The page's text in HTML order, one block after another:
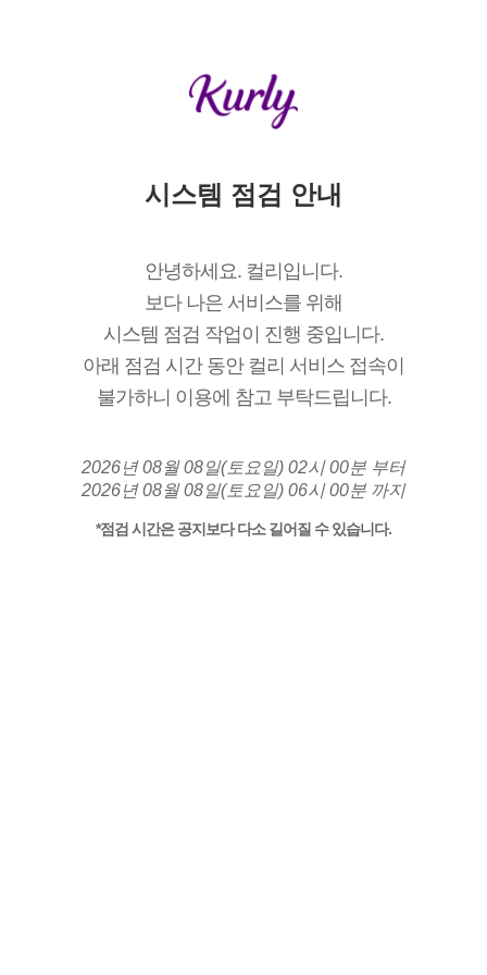
시스템 점검 안내
안녕하세요. 컬리입니다.
보다 나은 서비스를 위해
시스템 점검 작업이 진행 중입니다.
아래 점검 시간 동안 컬리 서비스 접속이
불가하니 이용에 참고 부탁드립니다.
2026년 08월 08일(토요일) 02시 00분 부터
2026년 08월 08일(토요일) 06시 00분 까지
*점검 시간은 공지보다 다소 길어질 수 있습니다.